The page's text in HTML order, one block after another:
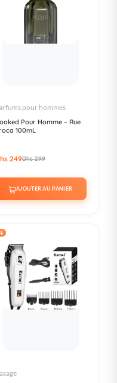
pour hommes
Pour Homme – Rue
100mL
249Dhs 299
AJOUTER AU PANIER